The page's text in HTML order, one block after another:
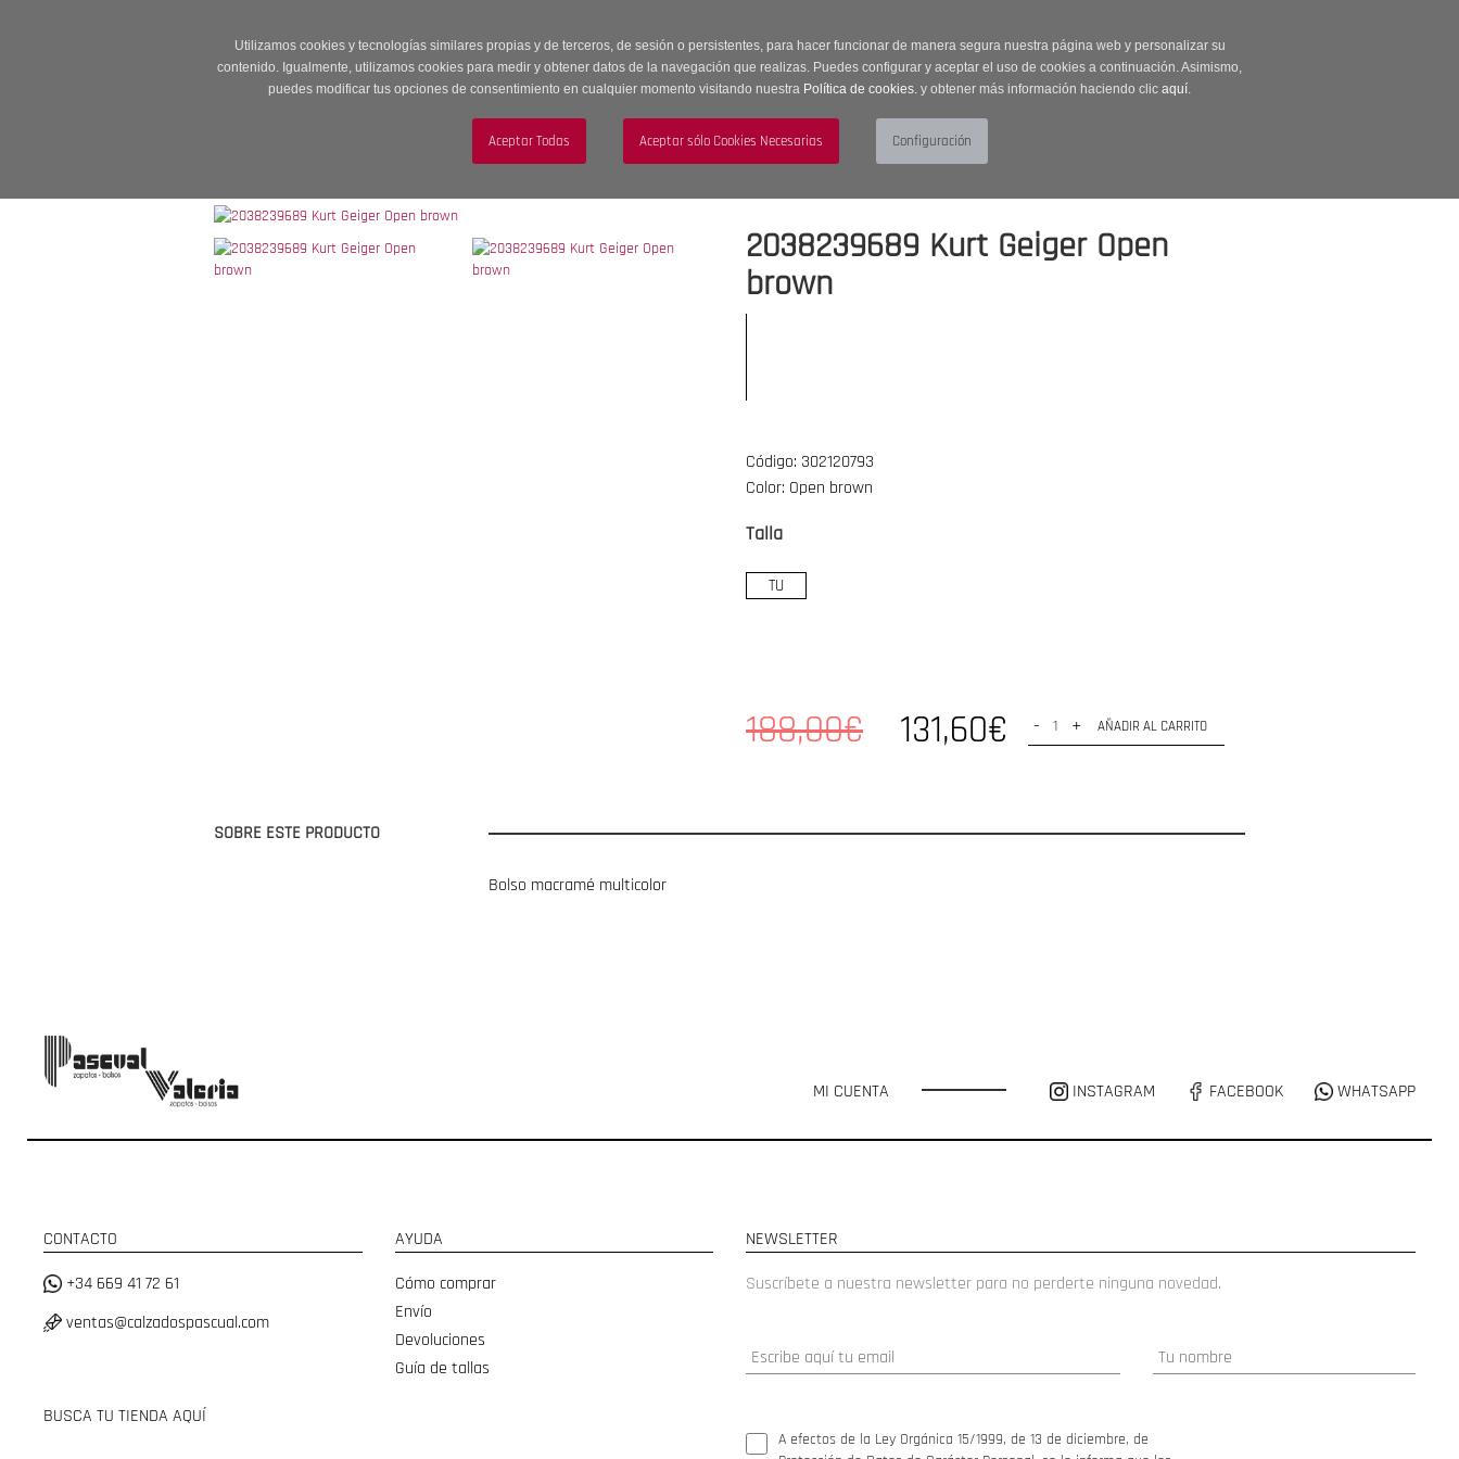
Utilizamos cookies y tecnologías similares propias y de terceros, de sesión o persistentes, para hacer funcionar de manera segura nuestra página web y personalizar su
contenido. Igualmente, utilizamos cookies para medir y obtener datos de la navegación que realizas. Puedes configurar y aceptar el uso de cookies a continuación. Asimismo,
puedes modificar tus opciones de consentimiento en cualquier momento visitando nuestra Política de cookies. y obtener más información haciendo clic aquí.
MUJER HOMBRE ACCESORIOS
2038239689 Kurt Geiger Open
brown
Código: 302120793
Color: Open brown
Talla
TU
188,00€ 131,60€ - + AÑADIR AL CARRITO
SOBRE ESTE PRODUCTO
Bolso macramé multicolor
MI CUENTA INSTAGRAM FACEBOOK WHATSAPP
CONTACTO
+34 669 41 72 61
ventas@calzadospascual.com
BUSCA TU TIENDA AQUÍ
AYUDA
Cómo comprar
Envío
Devoluciones
Guía de tallas
NEWSLETTER
Suscríbete a nuestra newsletter para no perderte ninguna novedad.
A efectos de la Ley Orgánica 15/1999, de 13 de diciembre, de